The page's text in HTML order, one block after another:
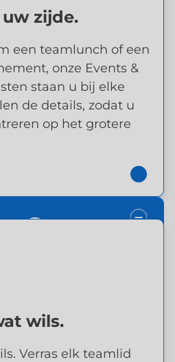
zijde.
een ​​teamlunch of een
onze Events &
staan ​​u bij elke
de details, zodat u
op het grotere
EVENT TEAM
aan uw zijde.
DIEËT AANBOD
wils.
Verras elk teamlid